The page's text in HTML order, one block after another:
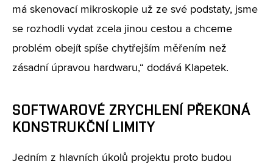
má skenovací mikroskopie už ze své podstaty, jsme
se rozhodli vydat zcela jinou cestou a chceme
problém obejít spíše chytřejším měřením než
zásadní úpravou hardwaru,“ dodává Klapetek.
SOFTWAROVÉ ZRYCHLENÍ PŘEKONÁ
KONSTRUKČNÍ LIMITY
Jedním z hlavních úkolů projektu proto budou